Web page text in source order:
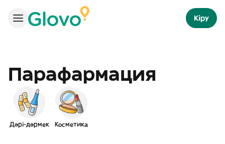
Кіру
Парафармация
Дәрі-дәрмек Косметика